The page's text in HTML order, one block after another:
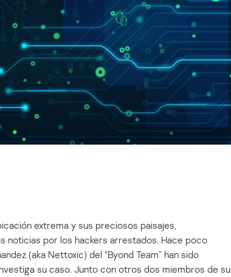
extrema y sus preciosos paisajes,
noticias por los hackers arrestados. Hace poco
(aka Nettoxic) del “Byond Team” han sido
su caso. Junto con otros dos miembros de su